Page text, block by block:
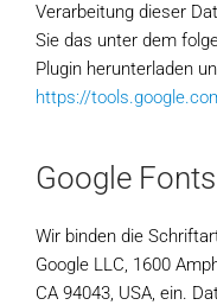
Verarbeitung dieser
Sie das unter dem
Plugin herunterladen
https://
Google Fonts
Wir binden die
Google LLC, 1600
CA 94043, USA, ein.